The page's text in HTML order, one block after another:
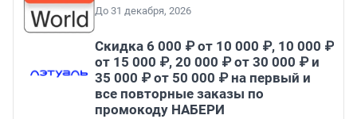
До 31 декабря, 2026
Скидка 6 000 ₽ от 10 000 ₽, 10 000 ₽
от 15 000 ₽, 20 000 ₽ от 30 000 ₽ и
35 000 ₽ от 50 000 ₽ на первый и
все повторные заказы по
промокоду НАБЕРИ